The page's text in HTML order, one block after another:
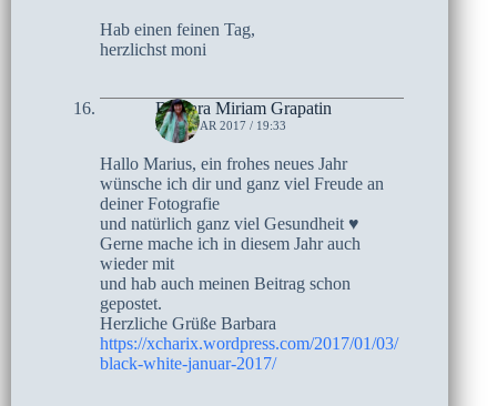
Hab einen feinen Tag,
herzlichst moni
Barbara Miriam Grapatin
3. JANUAR 2017 / 19:33
Hallo Marius, ein frohes neues Jahr
wünsche ich dir und ganz viel Freude an
deiner Fotografie
und natürlich ganz viel Gesundheit ♥
Gerne mache ich in diesem Jahr auch
wieder mit
und hab auch meinen Beitrag schon
gepostet.
Herzliche Grüße Barbara
https://xcharix.wordpress.com/2017/01/03/
black-white-januar-2017/